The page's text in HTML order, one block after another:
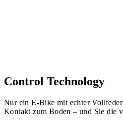
Control Technology
Nur ein E-Bike mit echter
Kontakt zum Boden – und Sie die